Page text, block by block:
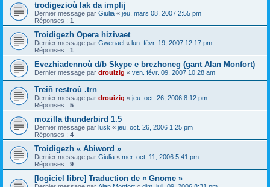
trodigezioù lak da implij
Dernier message par Giulia « jeu. mars 08, 2007 2:55 pm
Réponses : 1
Troidigezh Opera hizivaet
Dernier message par Gwenael « lun. févr. 19, 2007 12:17 pm
Réponses : 1
Evezhiadennoù d/b Skype e brezhoneg (gant Alan Monfort)
Dernier message par drouizig « ven. févr. 09, 2007 10:28 am
Treiñ restroù .trn
Dernier message par drouizig « jeu. oct. 26, 2006 8:12 pm
Réponses : 5
mozilla thunderbird 1.5
Dernier message par lusk « jeu. oct. 26, 2006 1:25 pm
Réponses : 4
Troidigezh « Abiword »
Dernier message par Giulia « mer. oct. 11, 2006 5:41 pm
Réponses : 9
[logiciel libre] Traduction de « Gnome »